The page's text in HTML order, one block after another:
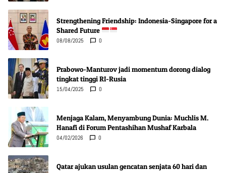
Strengthening Friendship: Indonesia-Singapore for a
Shared Future
08/08/2025 0
Prabowo-Manturov jadi momentum dorong dialog
tingkat tinggi RI-Rusia
15/04/2025 0
Menjaga Kalam, Menyambung Dunia: Muchlis M.
Hanafi di Forum Pentashihan Mushaf Karbala
04/02/2026 0
Qatar ajukan usulan gencatan senjata 60 hari dan